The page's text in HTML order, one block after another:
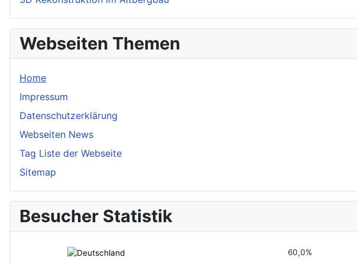
Webseiten Themen
Home
Impressum
Datenschutzerklärung
Webseiten News
Tag Liste der Webseite
Sitemap
Besucher Statistik
60,0%